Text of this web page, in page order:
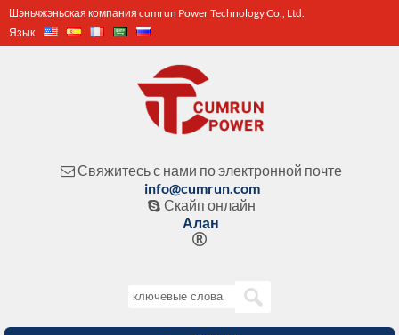
Шэньчжэньская компания cumrun Power Technology Co., Ltd.
Язык
 Свяжитесь с нами по электронной почте
info@cumrun.com
 Скайп онлайн
Алан
